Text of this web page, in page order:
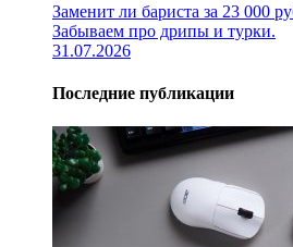
Заменит ли бариста за 23 000
Забываем про дрипы и турки.
31.07.2026
Последние публикации